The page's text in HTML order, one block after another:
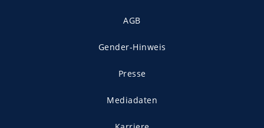
AGB
Gender-Hinweis
Presse
Mediadaten